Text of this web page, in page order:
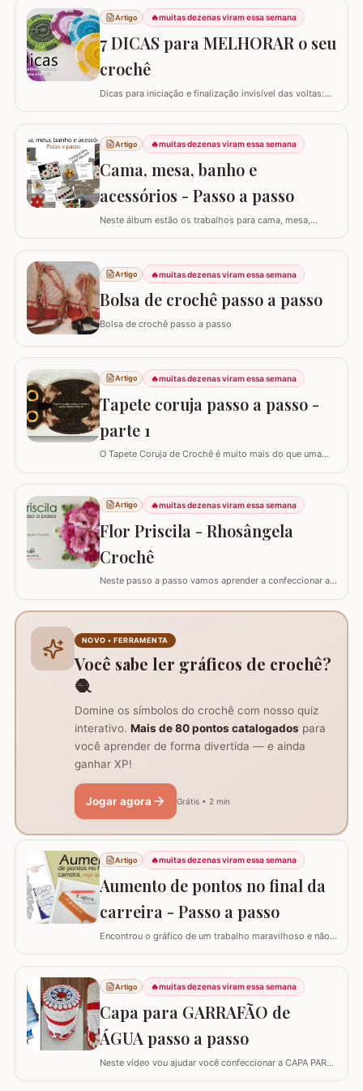
Artigo 🔥muitas dezenas viram essa semana
7 DICAS para MELHORAR o seu
crochê
Dicas para iniciação e finalização invisível das voltas:
garante um acabamento quase imperceptível nas
iniciações e finalizações das voltas, resultando em um
trabalho mais elegante. Variações de pontos com o
falso ponto alto: Experimentar…
Artigo 🔥muitas dezenas viram essa semana
Cama, mesa, banho e
acessórios - Passo a passo
Neste álbum estão os trabalhos para cama, mesa,
clicar nas imagens! Trilhos/caminhos e centro de mesa
Sousplat Puxa-saco e porta-pano de prato Squares para
colcha de cama Outros Álbuns que temos no blog
Artigo 🔥muitas dezenas viram essa semana
Bolsa de crochê passo a passo
Bolsa de crochê passo a passo
Artigo 🔥muitas dezenas viram essa semana
Tapete coruja passo a passo -
parte 1
O Tapete Coruja de Crochê é muito mais do que uma
sabedoria com a delicadeza do feito à mão. Embora a
coruja real consiga girar o pescoço em 270°, a nossa
versão em crochê é ainda mais versátil: podemos criá-
la em todas as cores e estilos,…
Artigo 🔥muitas dezenas viram essa semana
Flor Priscila - Rhosângela
Crochê
Neste passo a passo vamos aprender a confeccionar a
conhecer, curtir e adquirir os trabalhos desta artesã
deixem de se inscrever em seu canal no YouTube –&gt;
AQUI. Já temos disponível aqui no blog…
NOVO • FERRAMENTA
Você sabe ler gráficos de crochê?
🧶
Domine os símbolos do crochê com nosso quiz
interativo. Mais de 80 pontos catalogados para
você aprender de forma divertida — e ainda
ganhar XP!
Jogar agora Grátis • 2 min
Artigo 🔥muitas dezenas viram essa semana
Aumento de pontos no final da
carreira - Passo a passo
Encontrou o gráfico de um trabalho maravilhoso e não
explicar de forma simples como interpretar o gráfico,
calcular a quantidade de correntes para iniciar um
trabalho e aumentar a quantidade de pontos no início ou
no final da carreira. (Link para…
Artigo 🔥muitas dezenas viram essa semana
Capa para GARRAFÃO de
ÁGUA passo a passo
Neste vídeo vou ajudar você confeccionar a CAPA PARA